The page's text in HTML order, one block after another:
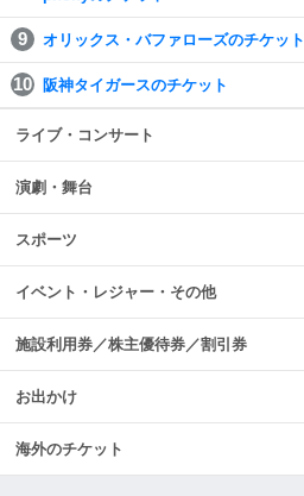
オリックス・バファローズのチケット
阪神タイガースのチケット
ライブ・コンサート
演劇・舞台
スポーツ
イベント・レジャー・その他
施設利用券／株主優待券／割引券
お出かけ
海外のチケット